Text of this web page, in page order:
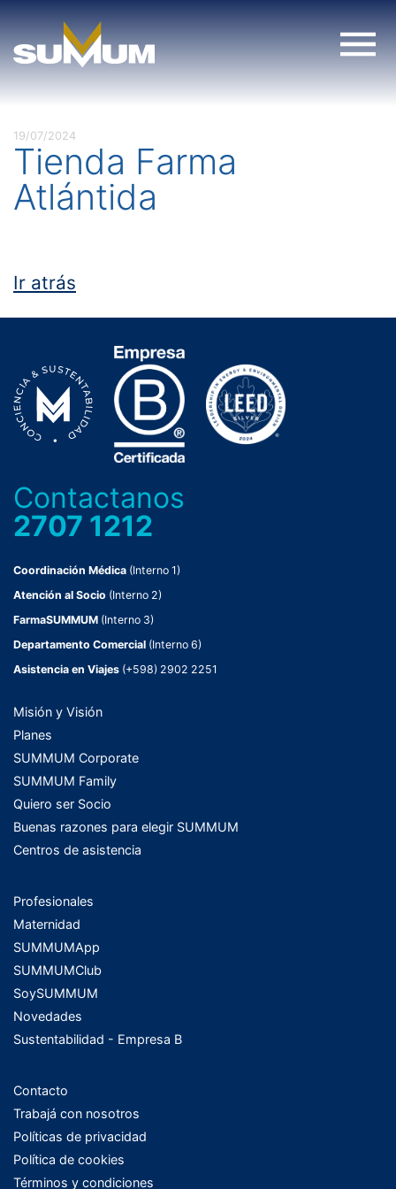
content
19/07/2024
Tienda Farma
Atlántida
Ir atrás
Contactanos
2707 1212
Coordinación Médica (Interno 1)
Atención al Socio (Interno 2)
FarmaSUMMUM (Interno 3)
Departamento Comercial (Interno 6)
Asistencia en Viajes (+598) 2902 2251
Misión y Visión
Planes
SUMMUM Corporate
SUMMUM Family
Quiero ser Socio
Buenas razones para elegir SUMMUM
Centros de asistencia
Profesionales
Maternidad
SUMMUMApp
SUMMUMClub
SoySUMMUM
Novedades
Sustentabilidad - Empresa B
Contacto
Trabajá con nosotros
Políticas de privacidad
Política de cookies
Términos y condiciones